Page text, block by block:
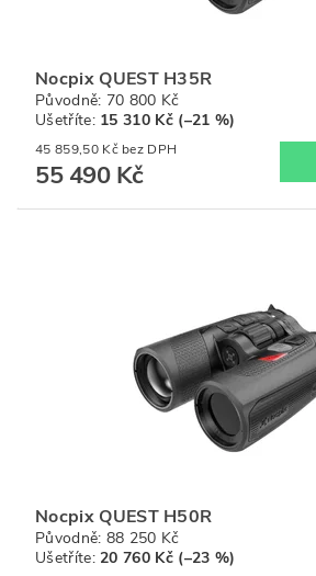
Nocpix QUEST H35R
Původně: 70 800 Kč
Ušetříte: 15 310 Kč (–21 %)
45 859,50 Kč bez DPH
55 490 Kč
Nocpix QUEST H50R
Původně: 88 250 Kč
Ušetříte: 20 760 Kč (–23 %)